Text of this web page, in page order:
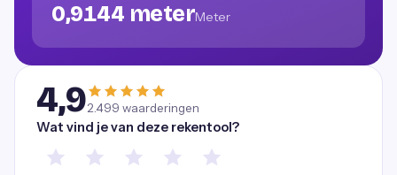
0,9144 meterMeter
4,92.499 waarderingen
Wat vind je van deze rekentool?